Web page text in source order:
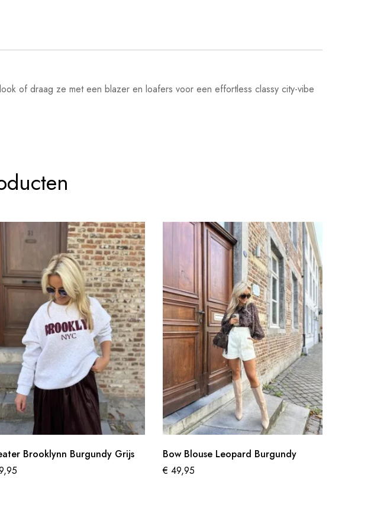
of draag ze met een blazer en loafers voor een effortless classy city-vibe
Brooklynn Burgundy Grijs
Bow Blouse Leopard Burgundy
€ 49,95